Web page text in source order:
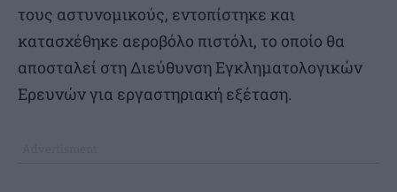
τους αστυνομικούς, εντοπίστηκε και
κατασχέθηκε αεροβόλο πιστόλι, το οποίο θα
αποσταλεί στη Διεύθυνση Εγκληματολογικών
Ερευνών για εργαστηριακή εξέταση.